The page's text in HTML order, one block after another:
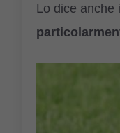
Lo dice anche